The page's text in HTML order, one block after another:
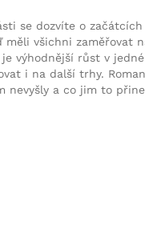
se dozvíte o
měli všichni zaměřovat
výhodnější růst v
i na další trhy.
nevyšly a co jim to